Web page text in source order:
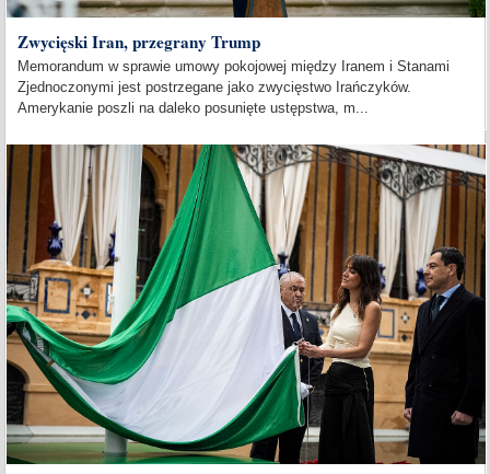
Zwycięski Iran, przegrany Trump
Memorandum w sprawie umowy pokojowej między Iranem i Stanami
Zjednoczonymi jest postrzegane jako zwycięstwo Irańczyków.
Amerykanie poszli na daleko posunięte ustępstwa, m...